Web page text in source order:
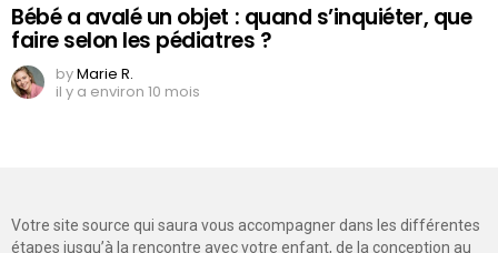
Bébé a avalé un objet : quand s’inquiéter, que
faire selon les pédiatres ?
byMarie R.
il y a environ 10 mois
Votre site source qui saura vous accompagner dans les différentes
étapes jusqu’à la rencontre avec votre enfant, de la conception au